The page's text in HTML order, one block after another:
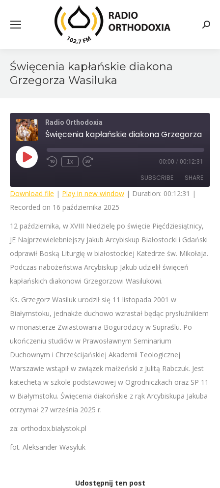
Święcenia kapłańskie diakona
Grzegorza Wasiluka
Radio Orthodoxia
Play
EpisodeRewind
1x
Fast
seconds
00:00 / 00:12:31
SUBSCRIBE SHARE
SHARE
LINK
EMBED
Download file | Play in new window | Duration: 00:12:31 |
Recorded on 16 października 2025
12 października, w XVIII Niedzielę po święcie Pięćdziesiątnicy,
JE Najprzewielebniejszy Jakub Arcybiskup Białostocki i Gdański
odprawił Boską Liturgię w białostockiej Katedrze św. Mikołaja.
Podczas nabożeństwa Arcybiskup Jakub udzielił święceń
kapłańskich diakonowi Grzegorzowi Wasilukowi.
Ks. Grzegorz Wasiluk urodził się 11 listopada 2001 w
Białymstoku, jednakże duchowo wzrastał będąc prysłużnikiem
w monasterze Zwiastowania Bogurodzicy w Supraślu. Po
ukończeniu studiów w Prawosławnym Seminarium
Duchownym i Chrześcijańskiej Akademii Teologicznej
Warszawie wstąpił w związek małżeński z Julitą Rabczuk. Jest
katechetą w szkole podstawowej w Ogrodniczkach oraz SP 11
w Białymstoku. Święcenia diakońskie z rąk Arcybiskupa Jakuba
otrzymał 27 września 2025 r.
za: orthodox.bialystok.pl
fot. Aleksander Wasyluk
Udostępnij ten post